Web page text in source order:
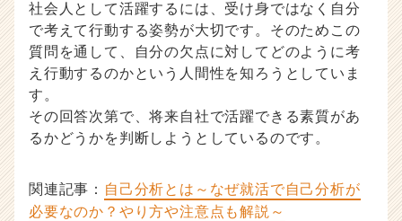
社会人として活躍するには、受け身ではなく自分
で考えて行動する姿勢が大切です。そのためこの
質問を通して、自分の欠点に対してどのように考
え行動するのかという人間性を知ろうとしていま
す。
その回答次第で、将来自社で活躍できる素質があ
るかどうかを判断しようとしているのです。
関連記事： 自己分析とは～なぜ就活で自己分析が
必要なのか？やり方や注意点も解説～